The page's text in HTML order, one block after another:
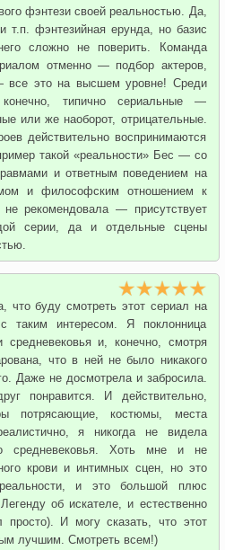
фэнтези своей реальностью. Да,
т.п. фэнтезийная ерунда, но базис
сложно не поверить. Команда
отменно — подбор актеров,
все это на высшем уровне! Среди
конечно, типично сериальные —
или же наоборот, отрицательные.
действительно воспринимаются
такой «реальности» Бес — со
и ответным поведением на
и философским отношением к
рекомендовала — присутствует
серии, да и отдельные сцены
что буду смотреть этот сериал на
таким интересом. Я поклонница
и, конечно, смотря
что в ней не было никакого
Даже не досмотрела и забросила.
понравится. И действительно,
потрясающие, костюмы, места
я никогда не видела
средневековья. Хоть мне и не
крови и интимных сцен, но это
и это большой плюс
об искателе, и естественно
просто). И могу сказать, что этот
лучшим. Смотреть всем!)